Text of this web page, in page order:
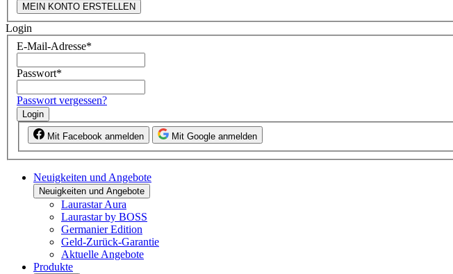
MEIN KONTO ERSTELLEN
Login
E-Mail-Adresse*
Passwort*
Passwort vergessen?
Login
Mit Facebook anmelden Mit Google anmelden
Neuigkeiten und Angebote
Neuigkeiten und Angebote
Laurastar Aura
Laurastar by BOSS
Germanier Edition
Geld-Zurück-Garantie
Aktuelle Angebote
Produkte